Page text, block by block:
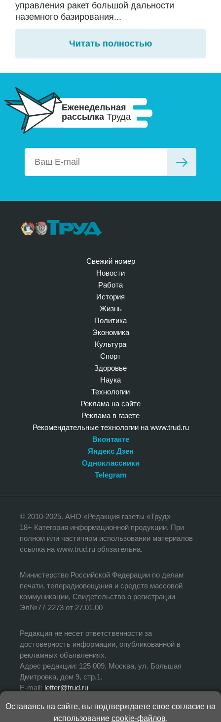
управления ракет большой дальности
наземного базирования...
Читать полностью
Еженедельная
рассылка Труда
Свежий номер
Новости
Работа
История
Жизнь
Политика
Экономика
Культура
Спорт
Здоровье
Наука
Технологии
Реклама на сайте
Реклама в газете
Рекомендательные технологии на www.trud.ru
Вконтакте
Яндекс Дзен
Одноклассники
Telegram
© 2010-2025. АНО «Редакция газеты «Труд»
18+ Категория информационной продукции. При
полном или частичном использовании материалов
ссылка на www.trud.ru обязательна.
Министерство Российской Федерации по делам
печати, телерадиовещания и средств массовой
коммуникации, Свидетельство о регистрации
Эл№77-2273 от 27.01.00
Редакция не несет ответственности за
достоверность информации, опубликованной в
рекламных объявлениях.
Адрес редакции: 125 009, Москва, ул. Большая
Дмитровка, дом 9, стр.1.
E-mail: letter@trud.ru
УЧРЕДИТЕЛЬ: АНО «Редакция газеты «Труд»
Оставаясь на сайте, вы подтверждаете свое согласие на
использование cookie-файлов.